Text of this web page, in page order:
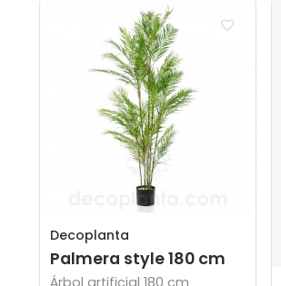
Decoplanta
Palmera style 180 cm